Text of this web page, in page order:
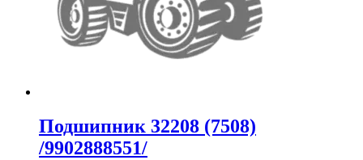
Подшипник 32208 (7508)
/9902888551/